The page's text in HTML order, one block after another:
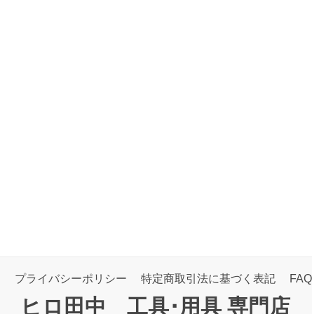
プライバシーポリシー 特定商取引法に基づく表記 FAQ
ヒロ田中 工具･用具 専門店